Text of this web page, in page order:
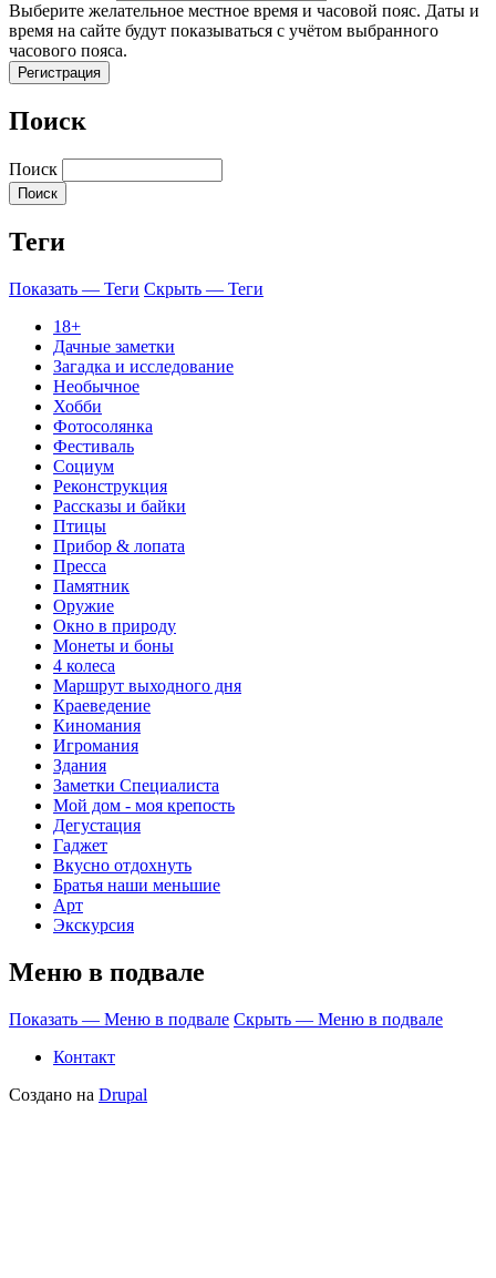
Выберите желательное местное время и часовой пояс. Даты и
время на сайте будут показываться с учётом выбранного
часового пояса.
Поиск
Поиск
Теги
Показать — Теги Скрыть — Теги
18+
Дачные заметки
Загадка и исследование
Необычное
Хобби
Фотосолянка
Фестиваль
Социум
Реконструкция
Рассказы и байки
Птицы
Прибор & лопата
Пресса
Памятник
Оружие
Окно в природу
Монеты и боны
4 колеса
Маршрут выходного дня
Краеведение
Киномания
Игромания
Здания
Заметки Специалиста
Мой дом - моя крепость
Дегустация
Гаджет
Вкусно отдохнуть
Братья наши меньшие
Арт
Экскурсия
Меню в подвале
Показать — Меню в подвале Скрыть — Меню в подвале
Контакт
Создано на Drupal